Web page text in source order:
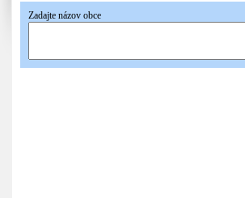
Zadajte názov obce